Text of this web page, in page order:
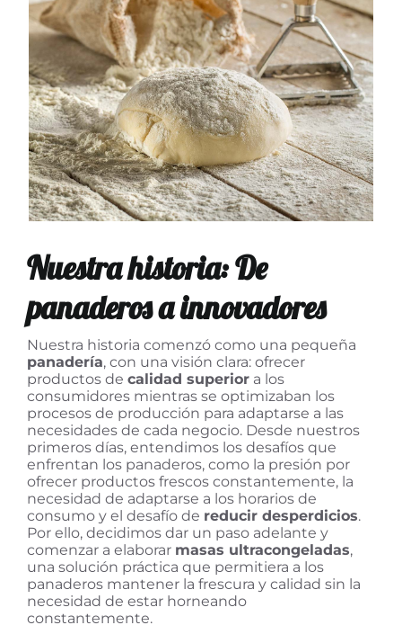
Testimonios
Contacto
Nuestra historia: De
panaderos a innovadores
Nuestra historia comenzó como una pequeña
panadería, con una visión clara: ofrecer
productos de calidad superiora los
consumidores mientras se optimizaban los
procesos de producción para adaptarse a las
necesidades de cada negocio. Desde nuestros
primeros días, entendimos los desafíos que
enfrentan los panaderos, como la presión por
ofrecer productos frescos constantemente, la
necesidad de adaptarse a los horarios de
consumo y el desafío de reducir desperdicios.
Por ello, decidimos dar un paso adelante y
comenzar a elaborar masas ultracongeladas,
una solución práctica que permitiera a los
panaderos mantener la frescura y calidad sin la
necesidad de estar horneando
constantemente.